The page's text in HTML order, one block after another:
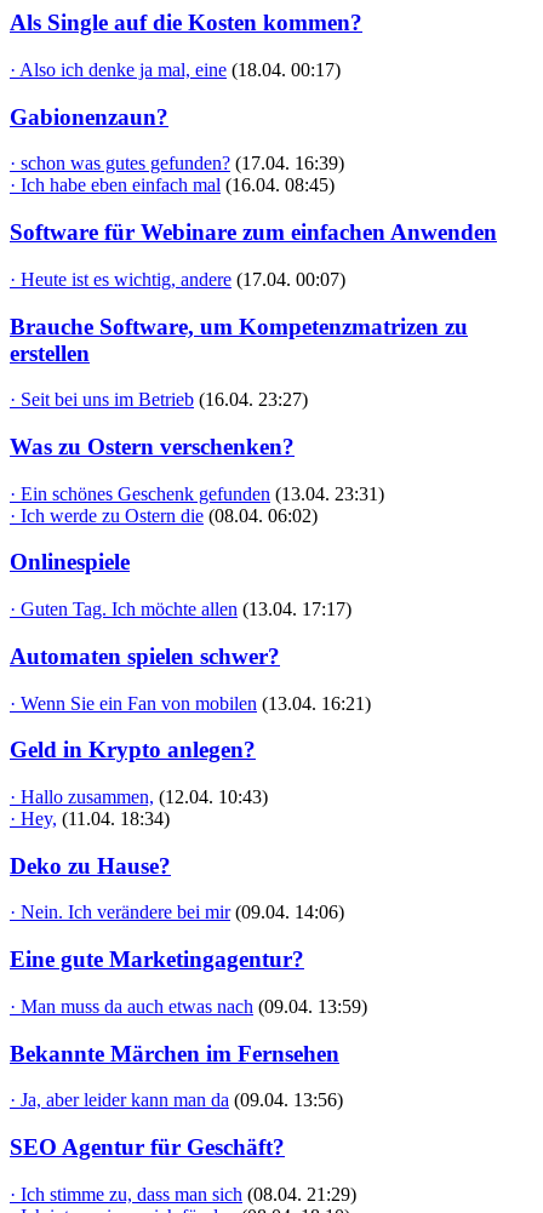
Als Single auf die Kosten kommen?
· Also ich denke ja mal, eine (18.04. 00:17)
Gabionenzaun?
· schon was gutes gefunden? (17.04. 16:39)
· Ich habe eben einfach mal (16.04. 08:45)
Software für Webinare zum einfachen Anwenden
· Heute ist es wichtig, andere (17.04. 00:07)
Brauche Software, um Kompetenzmatrizen zu
erstellen
· Seit bei uns im Betrieb (16.04. 23:27)
Was zu Ostern verschenken?
· Ein schönes Geschenk gefunden (13.04. 23:31)
· Ich werde zu Ostern die (08.04. 06:02)
Onlinespiele
· Guten Tag. Ich möchte allen (13.04. 17:17)
Automaten spielen schwer?
· Wenn Sie ein Fan von mobilen (13.04. 16:21)
Geld in Krypto anlegen?
· Hallo zusammen, (12.04. 10:43)
· Hey, (11.04. 18:34)
Deko zu Hause?
· Nein. Ich verändere bei mir (09.04. 14:06)
Eine gute Marketingagentur?
· Man muss da auch etwas nach (09.04. 13:59)
Bekannte Märchen im Fernsehen
· Ja, aber leider kann man da (09.04. 13:56)
SEO Agentur für Geschäft?
· Ich stimme zu, dass man sich (08.04. 21:29)